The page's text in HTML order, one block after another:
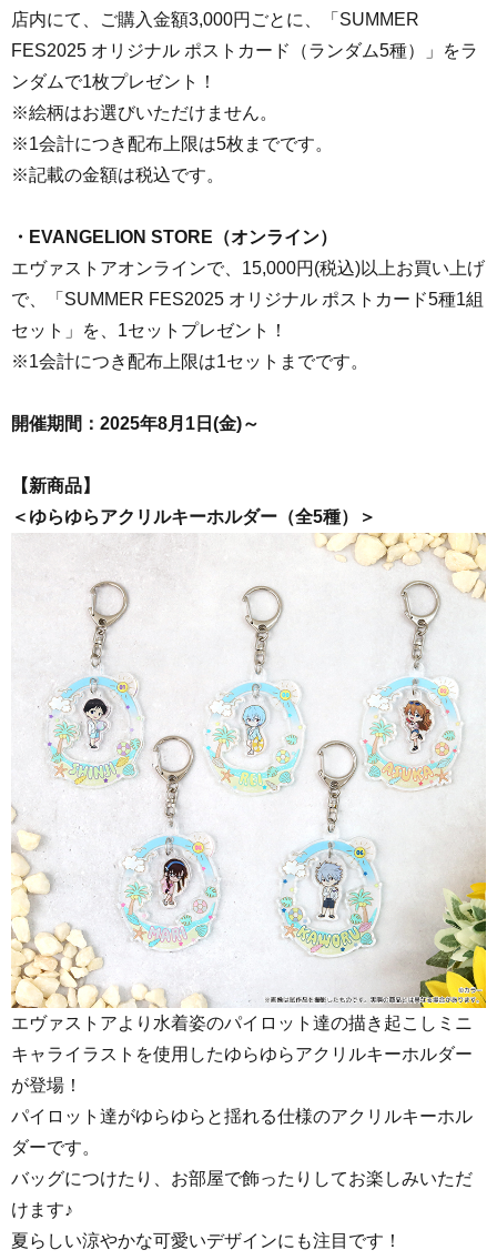
店内にて、ご購入金額3,000円ごとに、「SUMMER
FES2025 オリジナル ポストカード（ランダム5種）
」をラ
ンダムで1枚プレゼント！
※絵柄はお選びいただけません。
※1会計につき配布上限は5枚までです。
※記載の金額は税込です。
・EVANGELION STORE（オンライン）
エヴァストアオンラインで、15,000円(税込)以上お買い上げ
で、「SUMMER FES2025 オリジナル ポストカード5種1組
セット 」を、1セットプレゼント！
※1会計につき配布上限は1セットまでです。
開催期間：2025年8月1日(金)～
【新商品】
＜ ゆらゆらアクリルキーホルダー（全5種）＞
エヴァストアより水着姿のパイロット達の描き起こしミニ
キャライラストを使用したゆらゆらアクリルキーホルダー
が登場！
パイロット達がゆらゆらと揺れる仕様のアクリルキーホル
ダーです。
バッグにつけたり、お部屋で飾ったりしてお楽しみいただ
けます♪
夏らしい涼やかな可愛いデザインにも注目です！